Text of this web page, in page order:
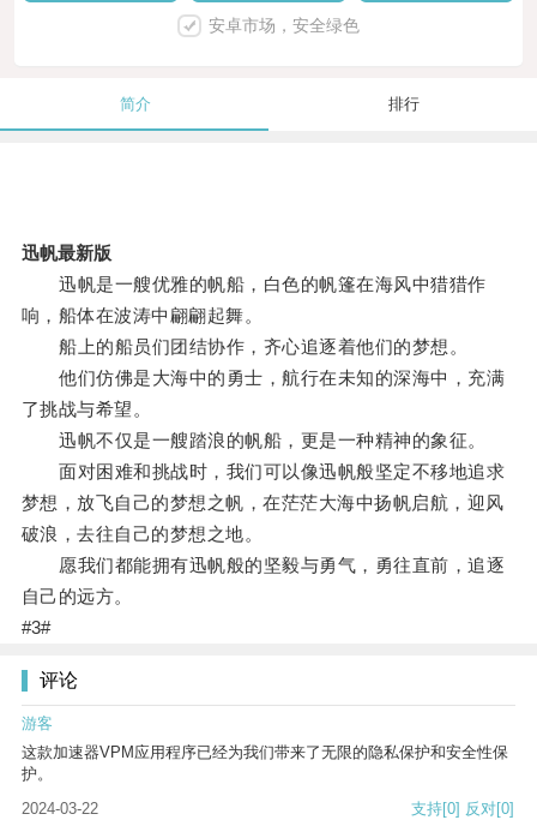
安卓市场，安全绿色
简介 排行
迅帆最新版
迅帆是一艘优雅的帆船，白色的帆篷在海风中猎猎作
响，船体在波涛中翩翩起舞。
船上的船员们团结协作，齐心追逐着他们的梦想。
他们仿佛是大海中的勇士，航行在未知的深海中，充满
了挑战与希望。
迅帆不仅是一艘踏浪的帆船，更是一种精神的象征。
面对困难和挑战时，我们可以像迅帆般坚定不移地追求
梦想，放飞自己的梦想之帆，在茫茫大海中扬帆启航，迎风
破浪，去往自己的梦想之地。
愿我们都能拥有迅帆般的坚毅与勇气，勇往直前，追逐
自己的远方。
#3#
评论
游客
这款加速器VPM应用程序已经为我们带来了无限的隐私保护和安全性保
护。
2024-03-22
支持[0] 反对[0]